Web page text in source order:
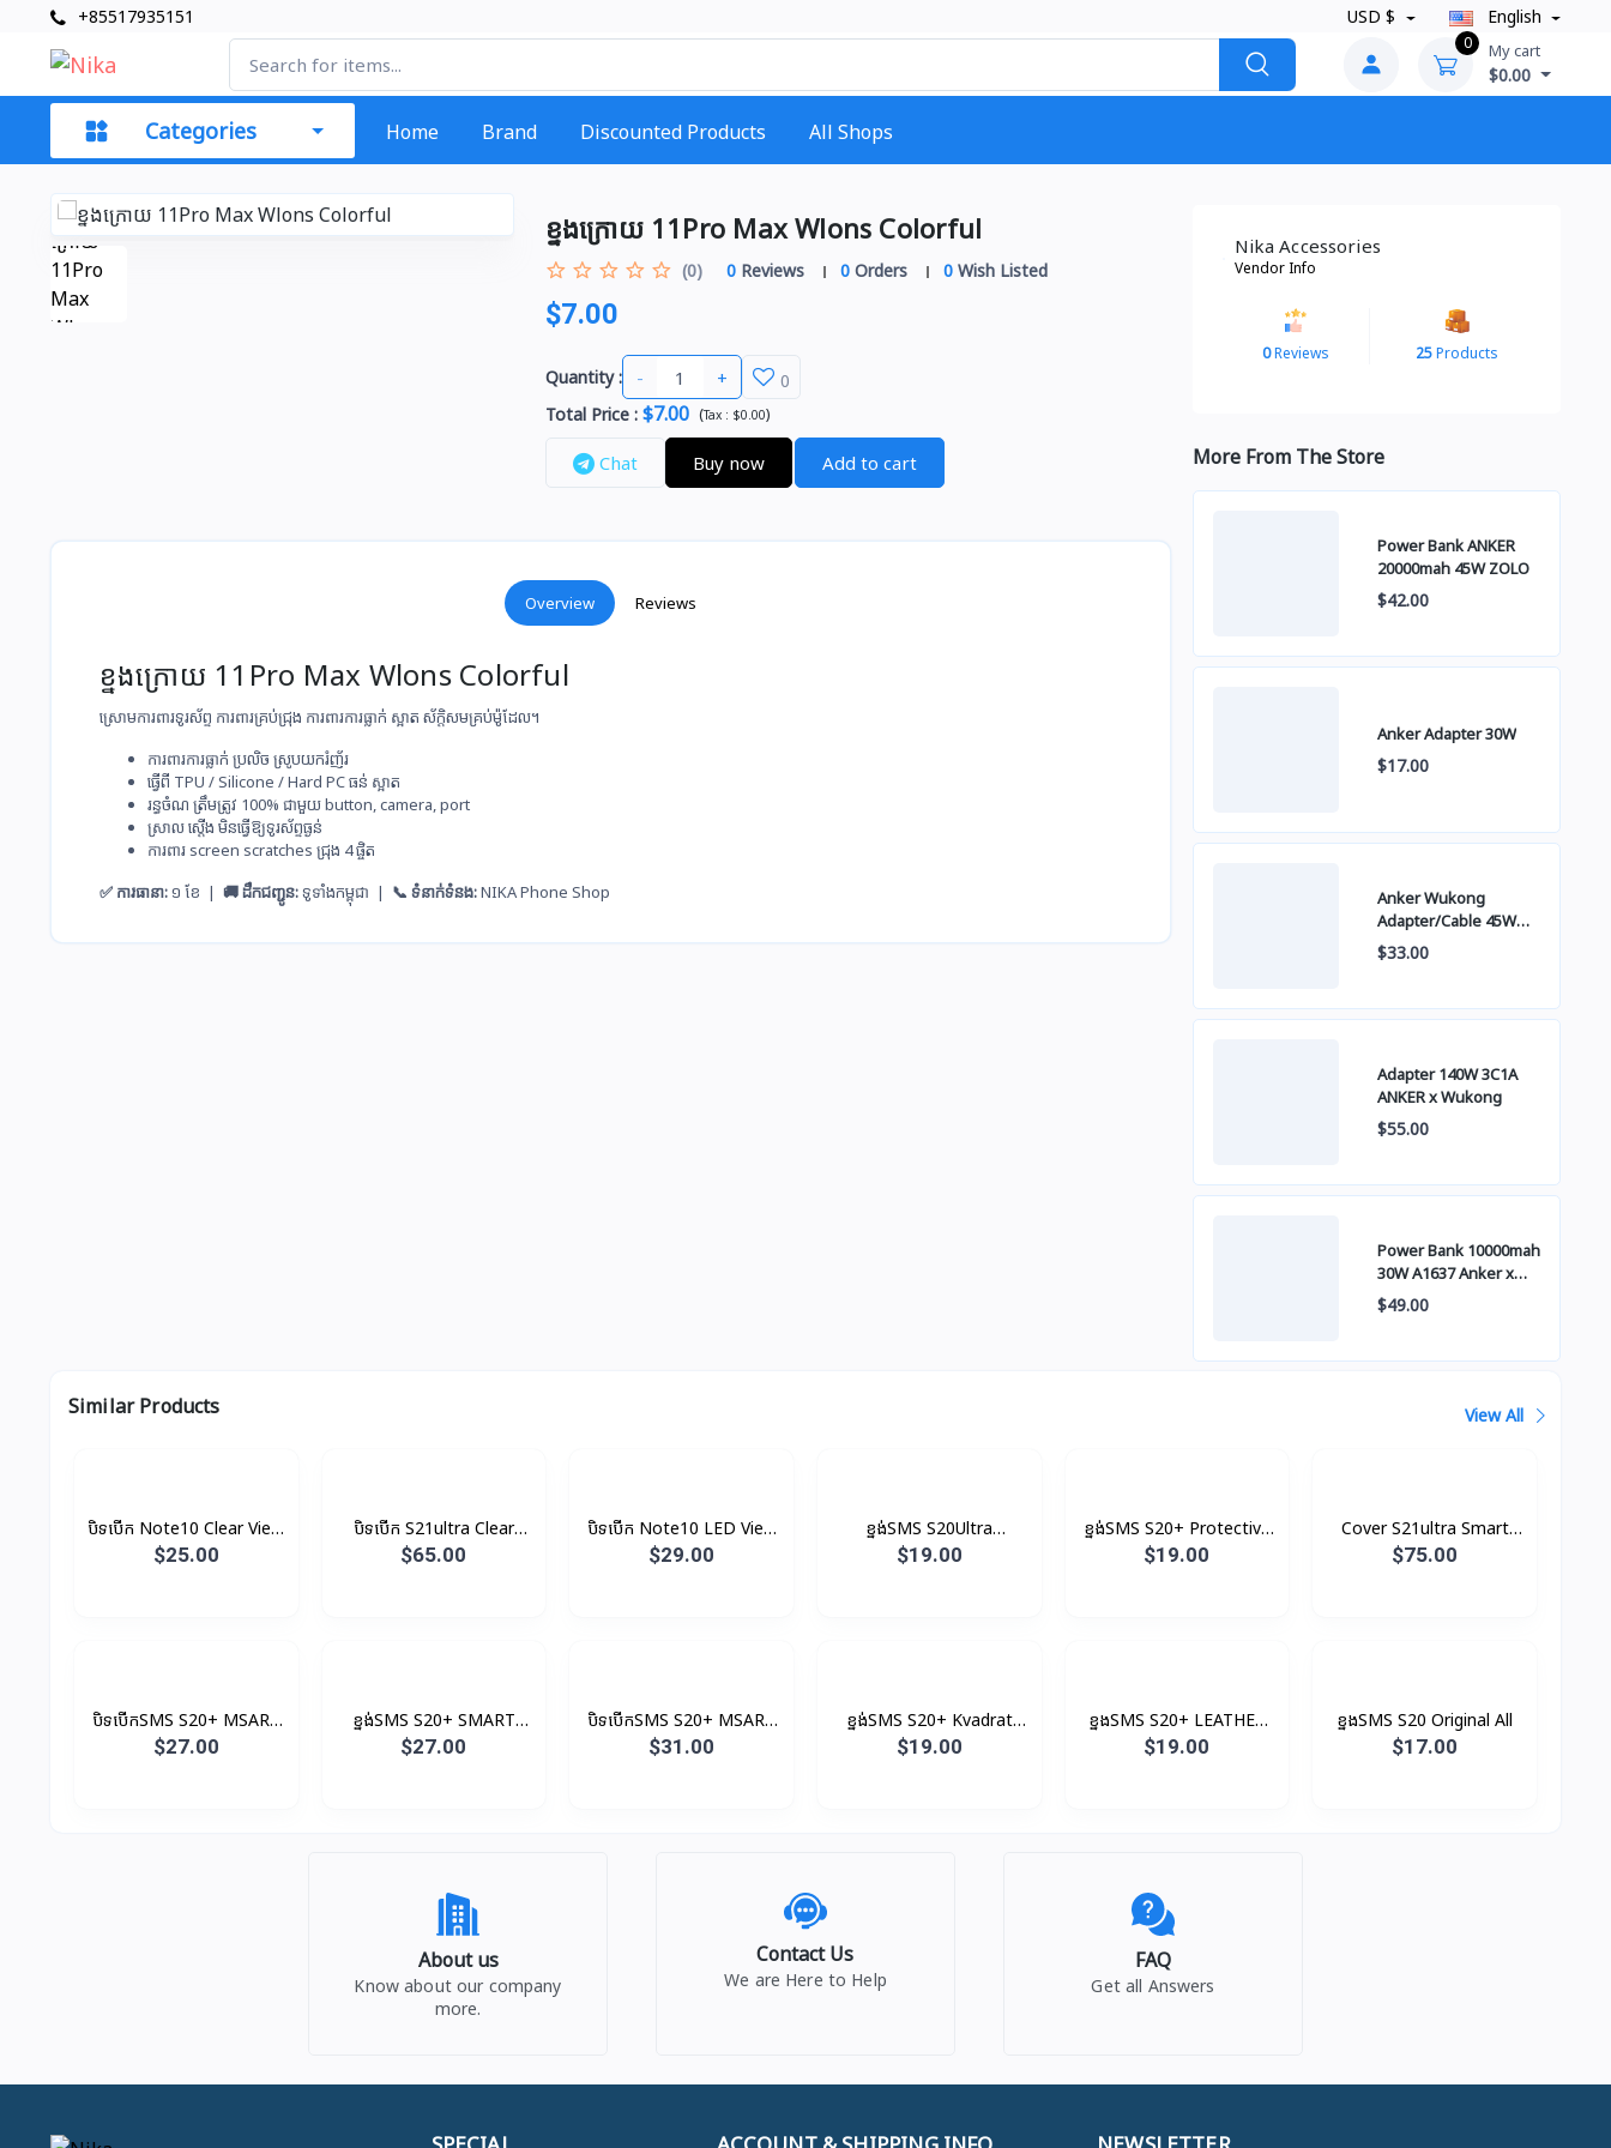
+85517935151 USD $ English
0 My cart
$0.00
Categories Home Brand Discounted Products All Shops
ខ្នងក្រោយ 11Pro Max Wlons Colorful
(0) 0Reviews 0Orders 0Wish Listed
$7.00
Quantity : - +
0
Total Price: $7.00 (Tax : $0.00)
Chat Buy now Add to cart
Overview Reviews
ខ្នងក្រោយ 11Pro Max Wlons Colorful
ស្រោមការពារទូរស័ព្ទ ការពារគ្រប់ជ្រុង ការពារការធ្លាក់ ស្អាត ស័ក្តិសម​គ្រប់ម៉ូដែល។
ការពារ​ការ​ធ្លាក់​ ប្រលិច​ ស្រូប​យករំញ័រ
ធ្វើ​ពី​ TPU / Silicone / Hard PC ធន់​ ស្អាត
រ​ន្ធ​ចំណ​ ត្រឹម​ត្រូវ​ 100% ជាមួយ​ button, camera, port
ស្រាល​ ស្ដើង​ មិន​ធ្វើ​ឱ្យ​ទូរស័ព្ទ​ធ្ងន់
ការពារ​ screen scratches ជ្រុង​ 4 ផ្ចិត
✅ ការធានា:១ ខែ | 🚚 ដឹកជញ្ជូន:ទូទាំងកម្ពុជា | 📞 ទំនាក់ទំនង:NIKA Phone Shop
Nika Accessories
Vendor Info
0Reviews 25Products
More From The Store
Power Bank ANKER
20000mah 45W ZOLO
$42.00
Anker Adapter 30W
$17.00
Anker Wukong
Adapter/Cable 45W
B2692
$33.00
Adapter 140W 3C1A
ANKER x Wukong
$55.00
Power Bank 10000mah
30W A1637 Anker x
Wukong
$49.00
Similar Products View All
បិទបើក Note10 Clear View
Original
$25.00
បិទបើក S21ultra Clear
View Original
$65.00
បិទបើក Note10 LED View
Original
$29.00
ខ្នង់SMS S20Ultra
Protective Original
$19.00
ខ្នង់SMS S20+ Protective
Original
$19.00
Cover S21ultra Smart
Clear View With S-Pen
$75.00
បិទបើកSMS S20+ MSART
Clear View Original
$27.00
ខ្នង់SMS S20+ SMART
LED Original
$27.00
បិទបើកSMS S20+ MSART
LED View Original
$31.00
ខ្នង់SMS S20+ Kvadrat
Original
$19.00
ខ្នងSMS S20+ LEATHER
COVER Original
$19.00
ខ្នងSMS S20 Original All
$17.00
About us
Know about our company
more.
Contact Us
We are Here to Help
FAQ
Get all Answers